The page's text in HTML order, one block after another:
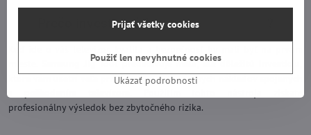
Prečo investovať doSamsung Jig Tool
Samsung Jig Tool predstavuje malú, ale dôležitú investíciu,
ktorá vám ušetrí veľa problémov a potenciálnych nákladov spojených
profesionálny výsledok bez zbytočného rizika.
Ukázať podrobnosti
Prijať všetky cookies
Použiť len nevyhnutné cookies